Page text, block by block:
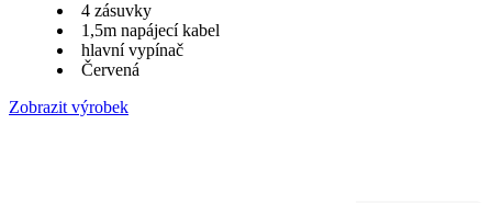
4 zásuvky
1,5m napájecí kabel
hlavní vypínač
Červená
Zobrazit výrobek